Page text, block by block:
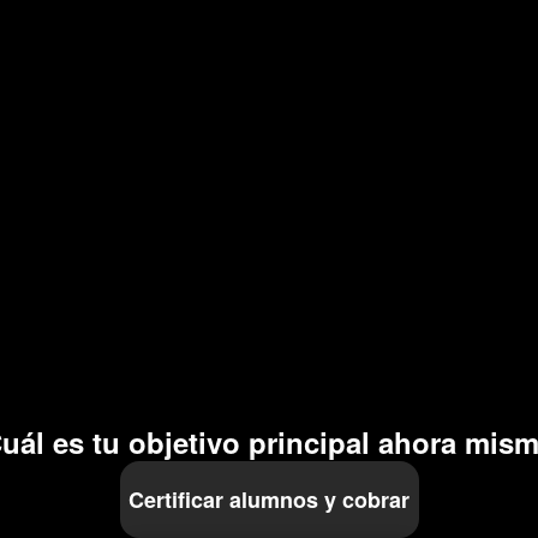
es tu objetivo principal ahora
Certificar alumnos y cobrar